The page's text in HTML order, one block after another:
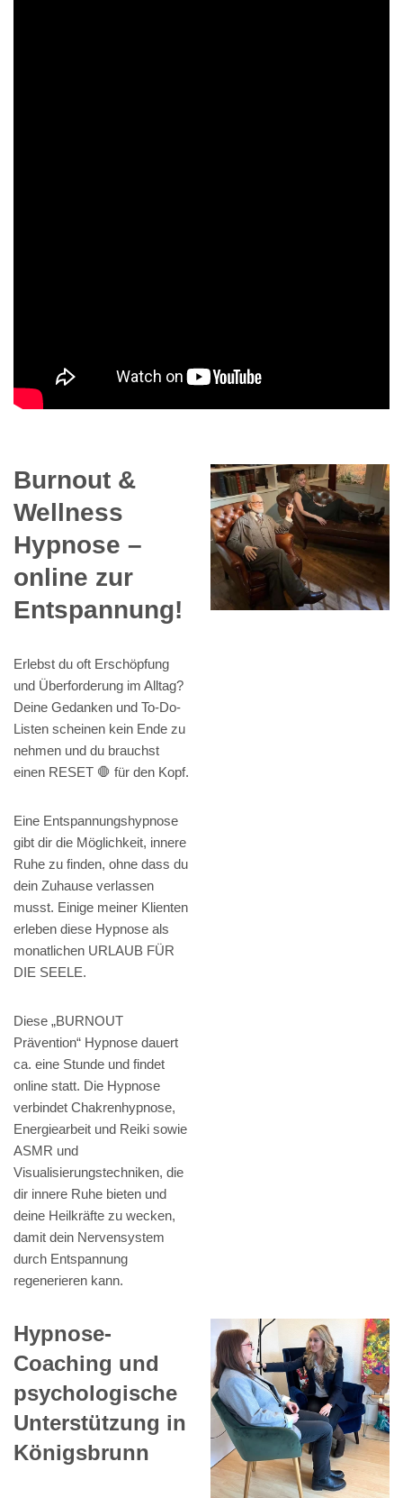
Burnout &
Wellness
Hypnose –
online zur
Entspannung!
Erlebst du oft Erschöpfung
und Überforderung im Alltag?
Deine Gedanken und To-Do-
Listen scheinen kein Ende zu
nehmen und du brauchst
einen RESET 🛑 für den Kopf.
Eine Entspannungshypnose
gibt dir die Möglichkeit, innere
Ruhe zu finden, ohne dass du
dein Zuhause verlassen
musst. Einige meiner Klienten
erleben diese Hypnose als
monatlichen URLAUB FÜR
DIE SEELE.
Diese „BURNOUT
Prävention“ Hypnose dauert
ca. eine Stunde und findet
online statt. Die Hypnose
verbindet Chakrenhypnose,
Energiearbeit und Reiki sowie
ASMR und
Visualisierungstechniken, die
dir innere Ruhe bieten und
deine Heilkräfte zu wecken,
damit dein Nervensystem
durch Entspannung
regenerieren kann.
Hypnose-
Coaching und
psychologische
Unterstützung in
Königsbrunn